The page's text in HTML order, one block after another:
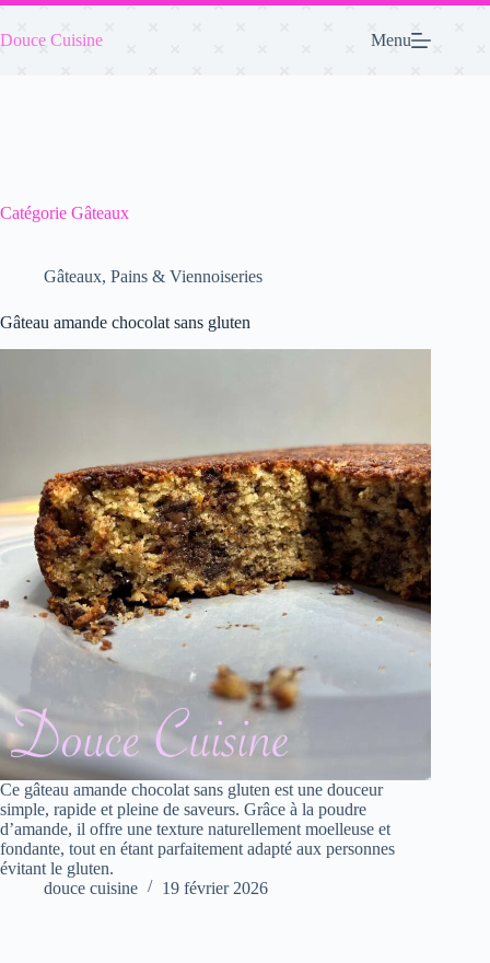
Passer
contenu
Douce Cuisine Menu
Catégorie Gâteaux
Gâteaux, Pains & Viennoiseries
Gâteau amande chocolat sans gluten
Ce gâteau amande chocolat sans gluten est une douceur
simple, rapide et pleine de saveurs. Grâce à la poudre
d’amande, il offre une texture naturellement moelleuse et
fondante, tout en étant parfaitement adapté aux personnes
évitant le gluten.
douce cuisine
19 février 2026